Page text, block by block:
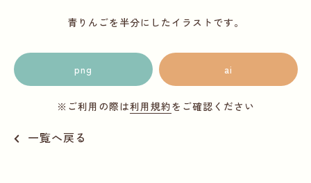
青りんごを半分にしたイラストです。
png ai
※ご利用の際は利用規約をご確認ください
一覧へ戻る